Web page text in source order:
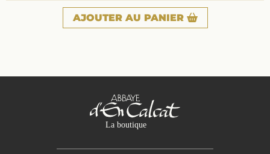
AJOUTER AU PANIER